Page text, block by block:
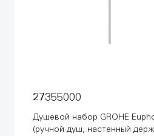
27355000
Душевой набор GROHE
(ручной душ, настенный